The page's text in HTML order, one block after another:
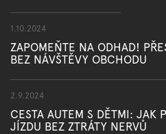
1.10.2024
ZAPOMEŇTE NA ODHAD!
BEZ NÁVŠTĚVY OBCHODU
2.9.2024
CESTA AUTEM S DĚTMI: JAK
JÍZDU BEZ ZTRÁTY NERVŮ